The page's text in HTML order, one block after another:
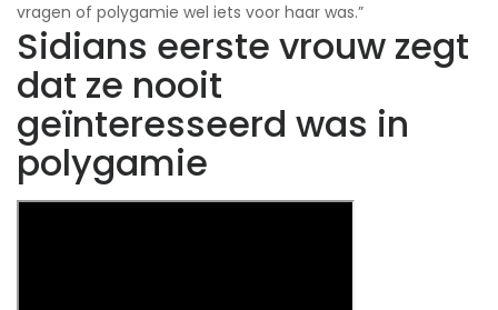
vragen of polygamie wel iets voor haar was.”
Sidians eerste vrouw zegt
dat ze nooit
geïnteresseerd was in
polygamie